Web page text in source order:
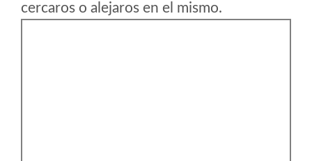
cercaros o alejaros en el mismo.